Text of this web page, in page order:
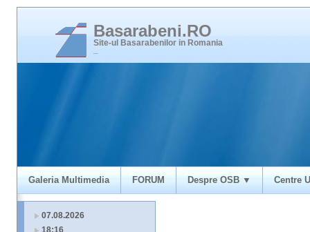
Basarabeni.RO
Site-ul Basarabenilor in Romania
Galeria Multimedia FORUM Despre OSB ▼ Centre
07.08.2026